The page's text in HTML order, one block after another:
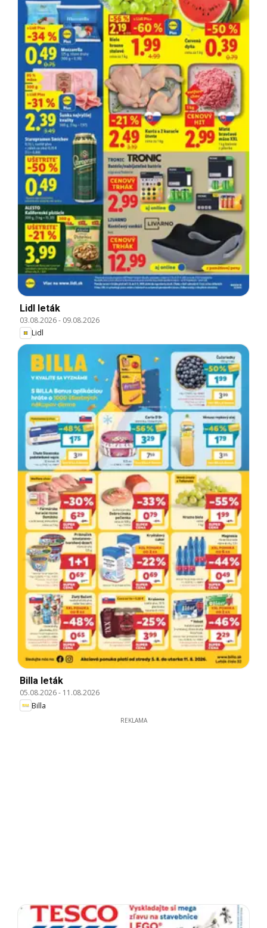
Lidl leták
03.08.2026- 09.08.2026
Lidl
Billa leták
05.08.2026- 11.08.2026
Billa
REKLAMA